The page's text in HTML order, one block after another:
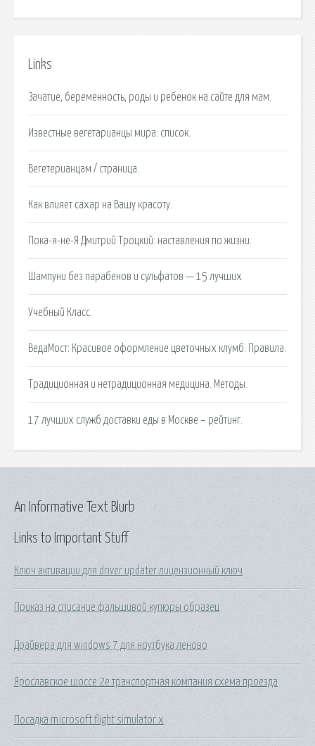
Links
Зачатие, беременность, роды и ребенок на сайте для мам.
Известные вегетарианцы мира: список.
Вегетерианцам / страница.
Как влияет сахар на Вашу красоту.
Пока-я-не-Я Дмитрий Троцкий: наставления по жизни.
Шампуни без парабенов и сульфатов — 15 лучших.
Учебный Класс.
ВедаМост: Красивое оформление цветочных клумб. Правила.
Традиционная и нетрадиционная медицина. Методы.
17 лучших служб доставки еды в Москве – рейтинг.
Links to Important Stuff
Ключ активации для driver updater лицензионный ключ
Приказ на списание фальшивой купюры образец
Драйвера для windows 7 для ноутбука леново
Ярославское шоссе 2е транспортная компания схема проезда
Посадка microsoft flight simulator x
An Informative Text Blurb